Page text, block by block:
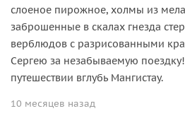
слоеное пирожное, холмы из
заброшенные в скалах гнезда
верблюдов с разрисованными
Сергею за незабываемую
путешествии вглубь Мангистау.
10 месяцев назад